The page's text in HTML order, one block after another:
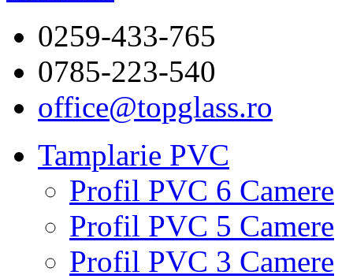
0259-433-765
0785-223-540
office@topglass.ro
Tamplarie PVC
Profil PVC 6 Camere
Profil PVC 5 Camere
Profil PVC 3 Camere